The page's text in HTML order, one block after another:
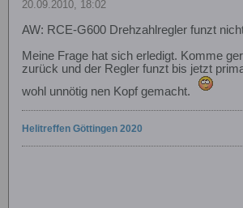
20.09.2010, 18:02
AW: RCE-G600 Drehzahlregler funzt
Meine Frage hat sich erledigt. Komme
zurück und der Regler funzt bis jetzt
wohl unnötig nen Kopf gemacht.
Helitreffen Göttingen 2020